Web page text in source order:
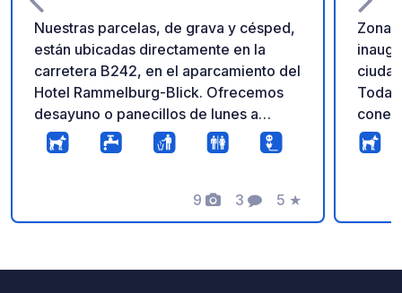
Nuestras parcelas, de grava y césped,
están ubicadas directamente en la
carretera B242, en el aparcamiento del
Hotel Rammelburg-Blick. Ofrecemos
desayuno o panecillos de lunes a
viernes a partir de las 7:00 h y de
sábado a domingo a partir de las 8:00
calientes de miércoles a domingo, de
11:00 h a 20:00 h.
9
Fotos
3
Comentarios
5
Calificación
★
Zona
zona
y una